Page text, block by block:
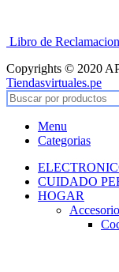
Libro de
Copyrights © 2020
Tiendasvirtuales.pe
Menu
Categorias
CUIDADO
HOGAR